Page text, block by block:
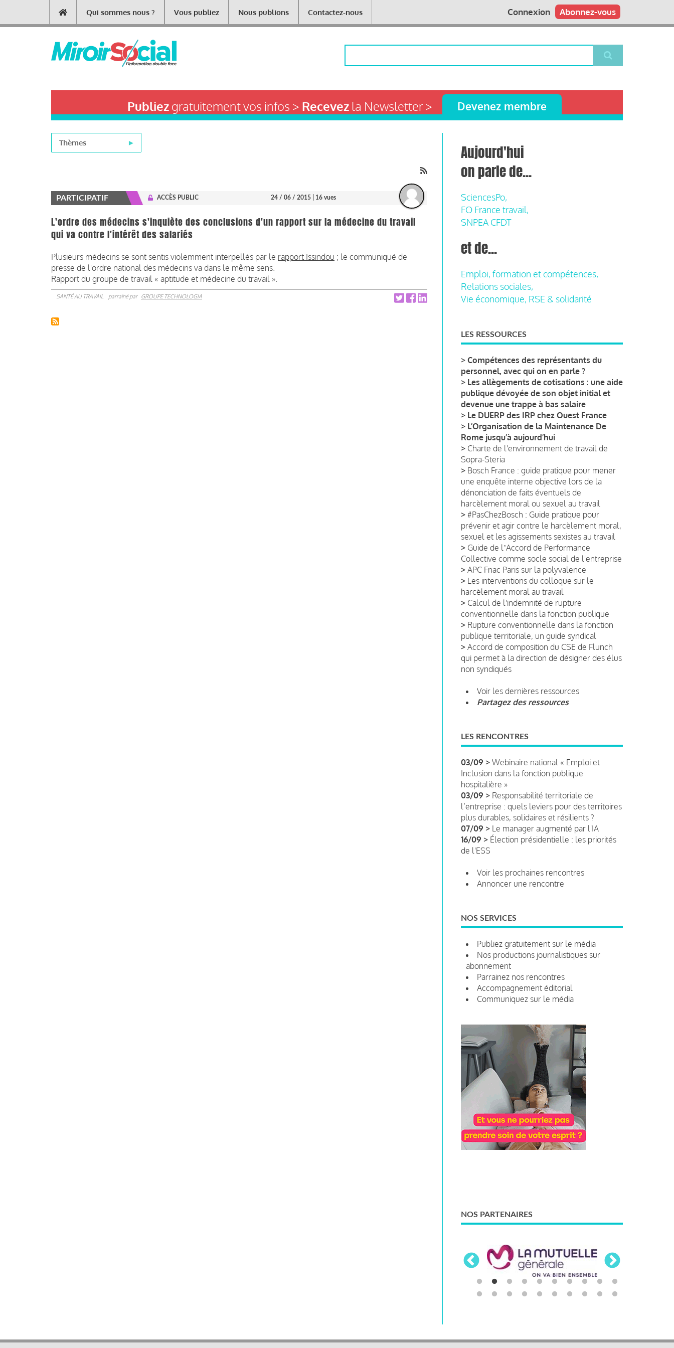
contenu
Main
navigation
Qui sommes nous ? Vous publiez Nous publions Contactez-nous Abonnez-vous
Connexion
Publiezgratuitement vos infos > Recevezla Newsletter > Devenez membre
Thèmes
PARTICIPATIF ACCÈS PUBLIC 24 / 06 / 2015 | 16 vues
L'ordre des médecins s'inquiète des conclusions d'un rapport sur la médecine du travail
qui va contre l'intérêt des salariés
Plusieurs médecins se sont sentis violemment interpellés par le rapport Issindou ; le communiqué de
presse de l'ordre national des médecins va dans le même sens.
Rapport du groupe de travail « aptitude et médecine du travail ».
SANTÉ AU TRAVAIL parrainé par GROUPE TECHNOLOGIA
Aujourd'hui
on parle de...
SciencesPo,
FO France travail,
SNPEA CFDT
et de...
Emploi, formation et compétences,
Relations sociales,
Vie économique, RSE & solidarité
LES RESSOURCES
> Compétences des représentants du
personnel, avec qui on en parle ?
> Les allègements de cotisations : une aide
publique dévoyée de son objet initial et
devenue une trappe à bas salaire
> Le DUERP des IRP chez Ouest France
> L’Organisation de la Maintenance De
Rome jusqu’à aujourd’hui
> Charte de l'environnement de travail de
Sopra-Steria
> Bosch France : guide pratique pour mener
une enquête interne objective lors de la
dénonciation de faits éventuels de
harcèlement moral ou sexuel au travail
> #PasChezBosch : Guide pratique pour
prévenir et agir contre le harcèlement moral,
sexuel et les agissements sexistes au travail
> Guide de lʼAccord de Performance
Collective comme socle social de l'entreprise
> APC Fnac Paris sur la polyvalence
> Les interventions du colloque sur le
harcèlement moral au travail
> Calcul de l'indemnité de rupture
conventionnelle dans la fonction publique
> Rupture conventionnelle dans la fonction
publique territoriale, un guide syndical
> Accord de composition du CSE de Flunch
qui permet à la direction de désigner des élus
non syndiqués
Voir les dernières ressources
Partagez des ressources
LES RENCONTRES
03/09 > Webinaire national « Emploi et
Inclusion dans la fonction publique
hospitalière »
03/09 > Responsabilité territoriale de
l’entreprise : quels leviers pour des territoires
plus durables, solidaires et résilients ?
07/09 > Le manager augmenté par l'IA
16/09 > Élection présidentielle : les priorités
de l'ESS
Voir les prochaines rencontres
Annoncer une rencontre
NOS SERVICES
Publiez gratuitement sur le média
Nos productions journalistiques sur
abonnement
Parrainez nos rencontres
Accompagnement éditorial
Communiquez sur le média
NOS PARTENAIRES